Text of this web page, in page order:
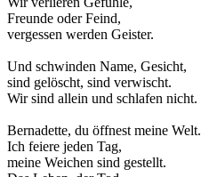
Freunde oder Feind,
vergessen werden Geister.
Und schwinden Name, Gesicht,
sind gelöscht, sind verwischt.
Wir sind allein und schlafen nicht.
Bernadette, du öffnest meine Welt.
Ich feiere jeden Tag,
meine Weichen sind gestellt.